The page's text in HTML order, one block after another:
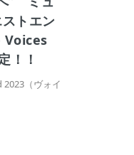
トエン
Voices
！！
（ヴォイ